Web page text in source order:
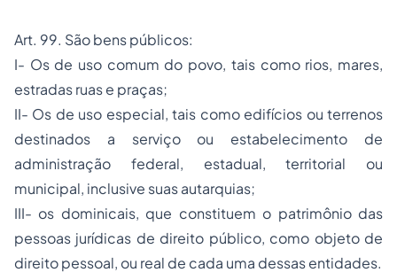
Art. 99. São bens públicos:
I- Os de uso comum do povo, tais como rios, mares,
estradas ruas e praças;
II- Os de uso especial, tais como edifícios ou terrenos
destinados a serviço ou estabelecimento de
administração federal, estadual, territorial ou
municipal, inclusive suas autarquias;
III- os dominicais, que constituem o patrimônio das
pessoas jurídicas de direito público, como objeto de
direito pessoal, ou real de cada uma dessas entidades.